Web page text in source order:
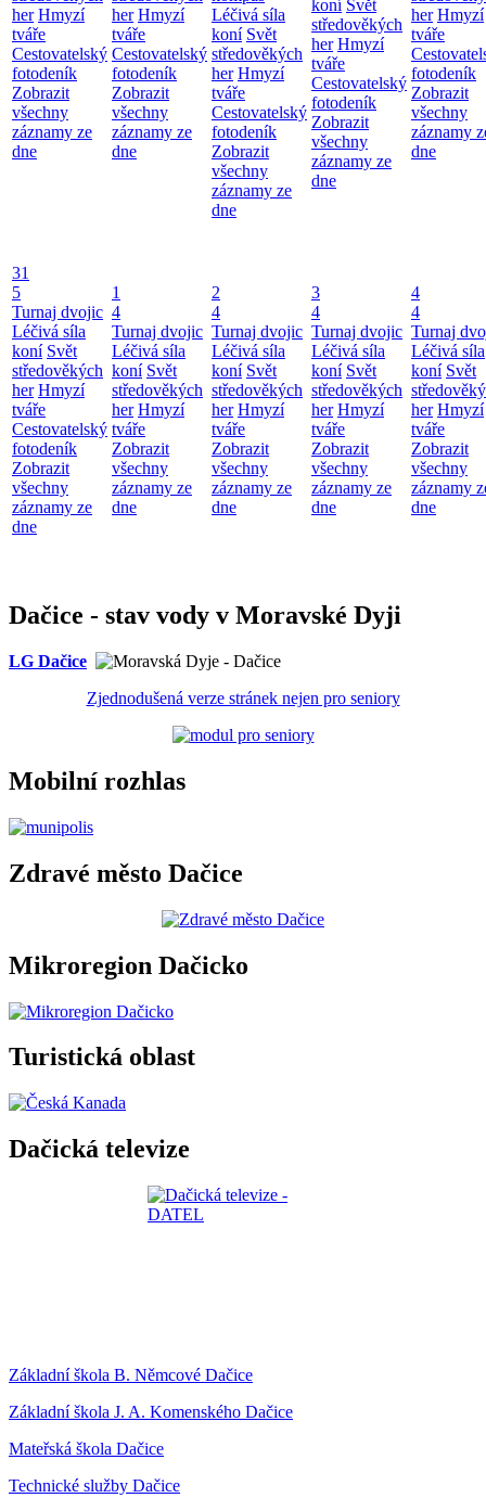
her Hmyzí
tváře
Cestovatelský
fotodeník
Zobrazit
všechny
záznamy ze
dne
her Hmyzí
tváře
Cestovatelský
fotodeník
Zobrazit
všechny
záznamy ze
dne
Léčivá síla
koní Svět
středověkých
her Hmyzí
tváře
Cestovatelský
fotodeník
Zobrazit
všechny
záznamy ze
dne
koní Svět
středověkých
her Hmyzí
tváře
Cestovatelský
fotodeník
Zobrazit
všechny
záznamy ze
dne
her Hmyzí
tváře
fotodeník
Zobrazit
všechny
záznamy
dne
31
5
Turnaj dvojic
Léčivá síla
koní Svět
středověkých
her Hmyzí
tváře
Cestovatelský
fotodeník
Zobrazit
všechny
záznamy ze
dne
1
4
Turnaj dvojic
Léčivá síla
koní Svět
středověkých
her Hmyzí
tváře
Zobrazit
všechny
záznamy ze
dne
2
4
Turnaj dvojic
Léčivá síla
koní Svět
středověkých
her Hmyzí
tváře
Zobrazit
všechny
záznamy ze
dne
3
4
Turnaj dvojic
Léčivá síla
koní Svět
středověkých
her Hmyzí
tváře
Zobrazit
všechny
záznamy ze
dne
4
4
Turnaj
Léčivá síla
koní Svět
her Hmyzí
tváře
Zobrazit
všechny
záznamy
dne
Dačice - stav vody v Moravské Dyji
LG Dačice
Zjednodušená verze stránek nejen pro seniory
Mobilní rozhlas
Zdravé město Dačice
Mikroregion Dačicko
Turistická oblast
Dačická televize
Základní škola B. Němcové Dačice
Základní škola J. A. Komenského Dačice
Mateřská škola Dačice
Technické služby Dačice